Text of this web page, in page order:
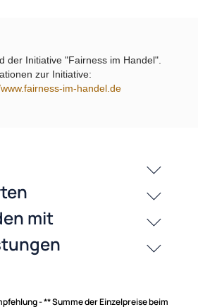
der Initiative "Fairness im Handel".
zur Initiative:
im-handel.de
- ** Summe der Einzelpreise beim